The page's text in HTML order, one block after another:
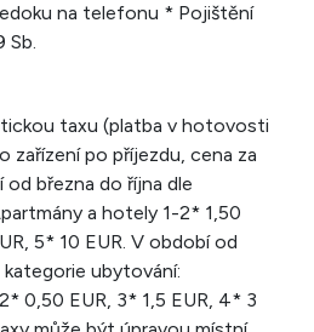
na telefonu * Pojištění
Sb.
taxu (platba v hotovosti
zařízení po příjezdu, cena za
března do října dle
a hotely 1-2* 1,50
5* 10 EUR. V období od
ubytování:
0,50 EUR, 3* 1,5 EUR, 4* 3